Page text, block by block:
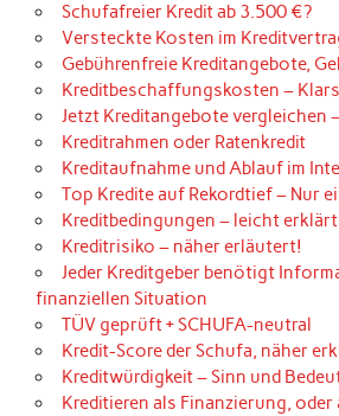
Schufafreier Kredit ab 3.500 €?
Versteckte Kosten im
Gebührenfreie Kreditangebote,
Kreditbeschaffungskosten –
Jetzt Kreditangebote vergleichen
Kreditrahmen oder Ratenkredit
Kreditaufnahme und Ablauf im
Top Kredite auf Rekordtief – Nur
Kreditbedingungen – leicht
Kreditrisiko – näher erläutert!
Jeder Kreditgeber benötigt
finanziellen Situation
TÜV geprüft + SCHUFA-neutral
Kredit-Score der Schufa, näher
Kreditwürdigkeit – Sinn und
Kreditieren als Finanzierung,